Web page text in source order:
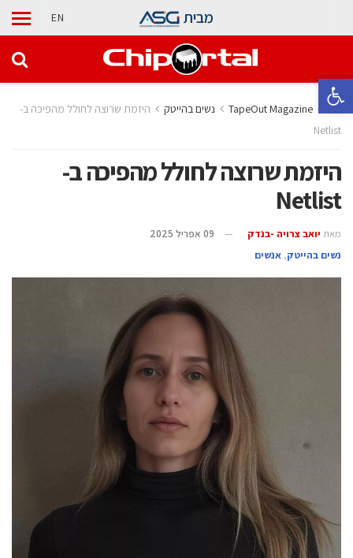
פתח סרגל נגישות
מבית EN
בית TapeOut Magazine נשים בהייטק
היזמת שרוצה לחולל מהפיכה ב-
Netlist
היזמת שרוצה לחולל מהפיכה ב-
Netlist
מאת יואב צרויה -בנדק
09 אפריל 2025
נשים בהייטק, אנשים